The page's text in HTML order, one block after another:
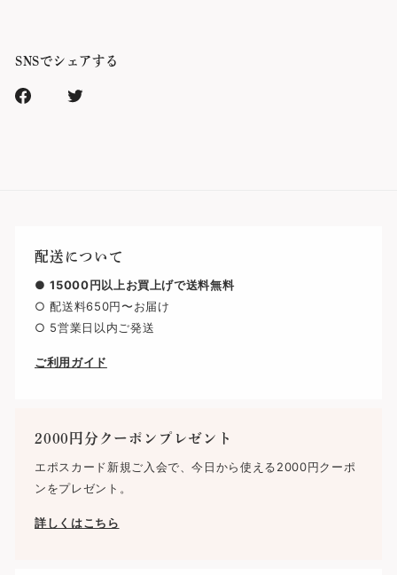
SNSでシェアする
Facebook
配送について
●15000円以上お買上げで送料無料
○ 配送料650円〜お届け
○ 5営業日以内ご発送
ご利用ガイド
2000円分クーポンプレゼント
エポスカード新規ご入会で、今日から使える2000円クーポ
ンをプレゼント。
詳しくはこちら